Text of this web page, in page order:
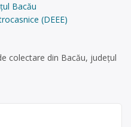
Bacău
(DEEE)
colectare din Bacău, județul